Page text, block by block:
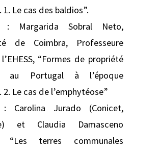
Le cas des baldios”.
Margarida Sobral Neto,
de Coimbra, Professeure
“Formes de propriété
au Portugal à l’époque
Le cas de l’emphytéose”
Carolina Jurado (Conicet,
et Claudia Damasceno
“Les terres communales